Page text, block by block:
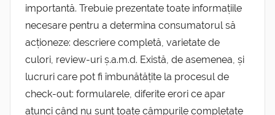
importantă. Trebuie prezentate toate informațiile
necesare pentru a determina consumatorul să
acționeze: descriere completă, varietate de
culori, review-uri ș.a.m.d. Există, de asemenea, și
lucruri care pot fi îmbunătățite la procesul de
check-out: formularele, diferite erori ce apar
atunci când nu sunt toate câmpurile completate